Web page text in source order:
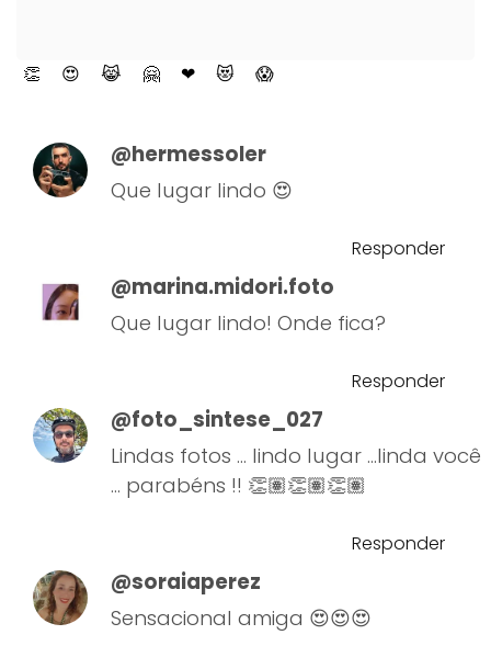
👏 😍 😹 🤗 ❤ 😻 😱
@hermessoler
Que lugar lindo 😍
Responder
@marina.midori.foto
Que lugar lindo! Onde fica?
Responder
@foto_sintese_027
Lindas fotos ... lindo lugar ...linda você
... parabéns !! 👏🏽👏🏽👏🏽
Responder
@soraiaperez
Sensacional amiga 😍😍😍